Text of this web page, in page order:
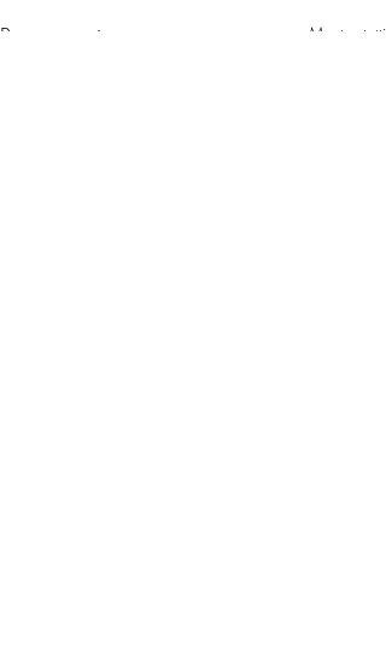
Post recenti Mostra tutti